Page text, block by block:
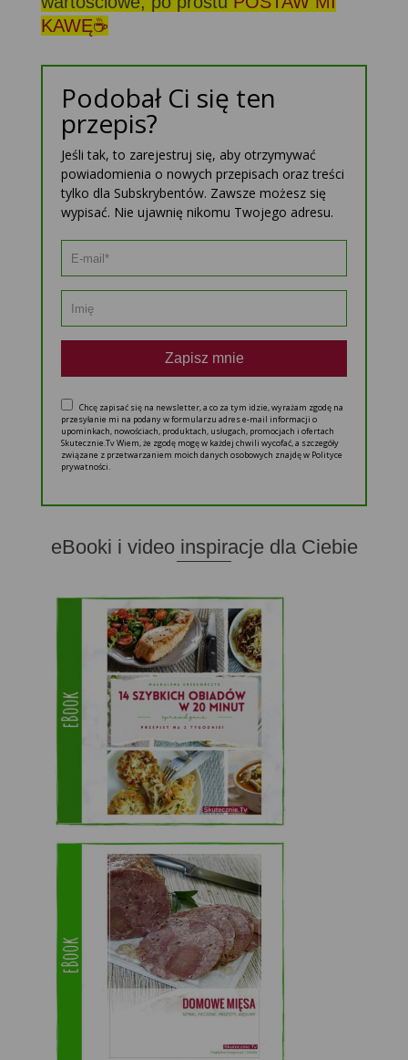
KAWĘ☕
Podobał Ci się ten
przepis?
Jeśli tak, to zarejestruj się, aby otrzymywać
powiadomienia o nowych przepisach oraz treści
tylko dla Subskrybentów. Zawsze możesz się
wypisać. Nie ujawnię nikomu Twojego adresu.
Zapisz mnie
Chcę zapisać się na newsletter, a co za tym idzie, wyrażam zgodę na
przesyłanie mi na podany w formularzu adres e-mail informacji o
upominkach, nowościach, produktach, usługach, promocjach i ofertach
Skutecznie.Tv Wiem, że zgodę mogę w każdej chwili wycofać, a szczegóły
związane z przetwarzaniem moich danych osobowych znajdę w Polityce
prywatności.
eBooki i video inspiracje dla Ciebie